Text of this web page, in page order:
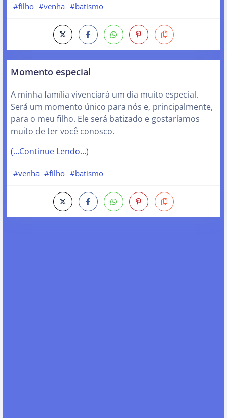
#filho #venha #batismo
Momento especial
A minha família vivenciará um dia muito especial.
Será um momento único para nós e, principalmente,
para o meu filho. Ele será batizado e gostaríamos
muito de ter você conosco.
(…Continue Lendo…)
#venha #filho #batismo